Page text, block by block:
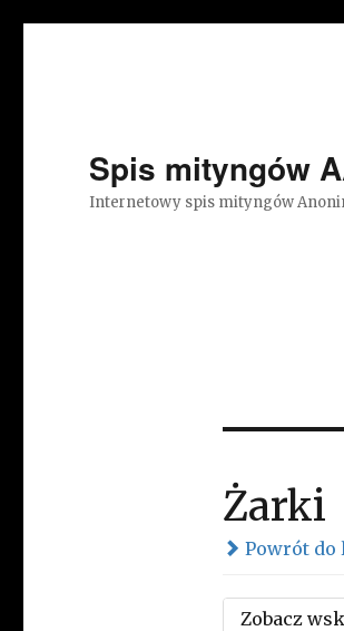
Spis mityngów
Internetowy spis mityngów
Żarki
Powrót
Zobacz